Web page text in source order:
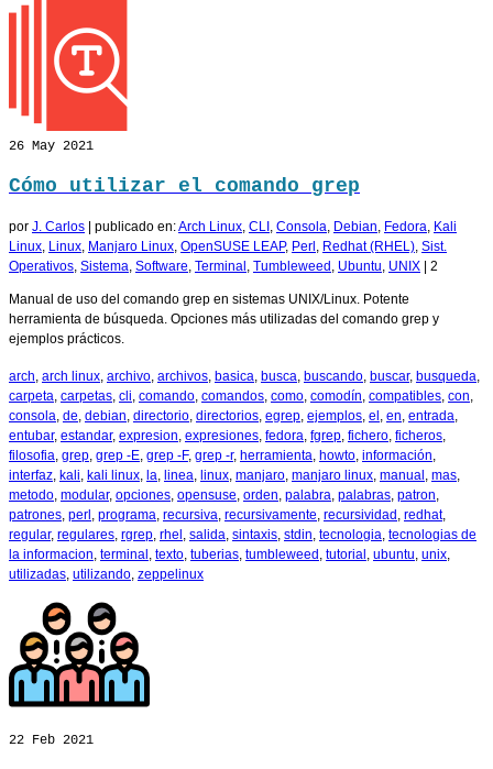
26 May 2021
Cómo utilizar el comando grep
por J. Carlos publicado en:Arch Linux, CLI , Consola, Debian, Fedora, Kali
Linux, Linux, Manjaro Linux, OpenSUSE LEAP, Perl , Redhat (RHEL), Sist.
Operativos, Sistema, Software, Terminal , Tumbleweed , Ubuntu, UNIX 2
Manual de uso del comando grep en sistemas UNIX/Linux. Potente
herramienta de búsqueda. Opciones más utilizadas del comando grep y
ejemplos prácticos.
arch, arch linux, archivo, archivos, basica, busca, buscando, buscar, busqueda,
carpeta, carpetas, cli, comando, comandos, como, comodín, compatibles, con,
consola, de, debian, directorio, directorios, egrep, ejemplos, el , en, entrada,
entubar, estandar, expresion, expresiones, fedora, fgrep, fichero, ficheros,
filosofia, grep, grep -E, grep -F, grep -r, herramienta, howto, información,
interfaz, kali, kali linux, la, linea, linux, manjaro, manjaro linux, manual , mas,
metodo, modular, opciones, opensuse, orden, palabra, palabras, patron,
patrones, perl , programa, recursiva, recursivamente, recursividad , redhat,
regular, regulares, rgrep, rhel , salida, sintaxis, stdin, tecnologia, tecnologias de
la informacion, terminal , texto, tuberias, tumbleweed , tutorial , ubuntu, unix,
utilizadas, utilizando, zeppelinux
22 Feb 2021